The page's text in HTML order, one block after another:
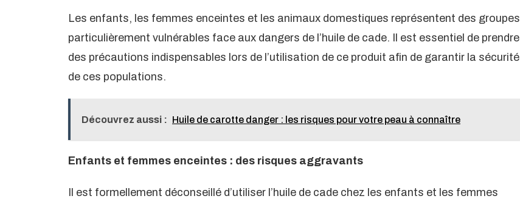
Les enfants, les femmes enceintes et les animaux domestiques représentent des groupes
particulièrement vulnérables face aux dangers de l’huile de cade. Il est essentiel de prendre
des précautions indispensables lors de l’utilisation de ce produit afin de garantir la sécurité
de ces populations.
Découvrez aussi : Huile de carotte danger : les risques pour votre peau à connaître
Enfants et femmes enceintes : des risques aggravants
Il est formellement déconseillé d’utiliser l’huile de cade chez les enfants et les femmes